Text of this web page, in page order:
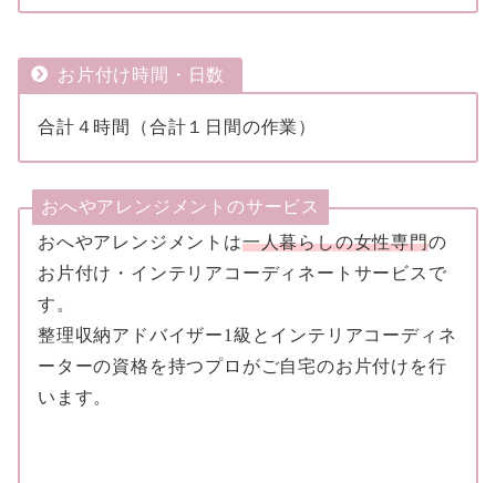
お片付け時間・日数
合計４時間（合計１日間の作業）
おへやアレンジメントのサービス
おへやアレンジメントは一人暮らしの女性専門の
お片付け・インテリアコーディネートサービスで
す。
整理収納アドバイザー1級とインテリアコーディネ
ーターの資格を持つプロがご自宅のお片付けを行
います。